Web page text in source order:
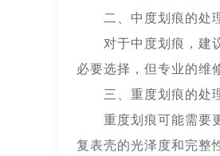
二、中度划痕的处
对于中度划痕，建议
必要选择，但专业的维
三、重度划痕的处
重度划痕可能需要更
复表壳的光泽度和完整